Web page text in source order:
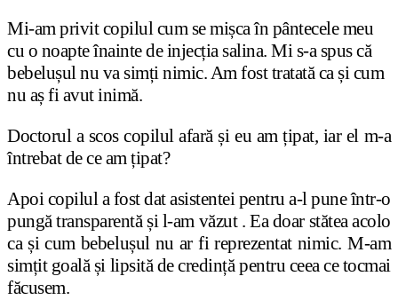
Mi-am privit copilul cum se mișca în pântecele meu
cu o noapte înainte de injecția salina. Mi s-a spus că
bebelușul nu va simți nimic. Am fost tratată ca și cum
nu aș fi avut inimă.
Doctorul a scos copilul afară și eu am țipat, iar el m-a
întrebat de ce am țipat?
Apoi copilul a fost dat asistentei pentru a-l pune într-o
pungă transparentă și l-am văzut . Ea doar stătea acolo
ca și cum bebelușul nu ar fi reprezentat nimic. M-am
simțit goală și lipsită de credință pentru ceea ce tocmai
făcusem.